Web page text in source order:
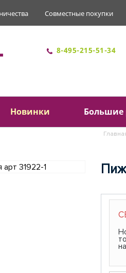
Совместные покупки
8-495-215-51-34
Новинки Большие